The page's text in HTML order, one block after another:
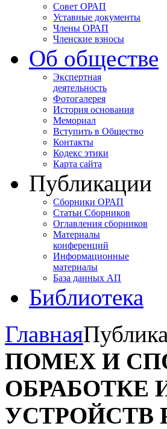
Совет ОРАП
Уставные документы
Члены ОРАП
Членские взносы
Об обществе
Экспертная
деятельность
Фотогалерея
История основания
Мемориал
Вступить в Общество
Контакты
Кодекс этики
Карта сайта
Публикации
Сборники ОРАП
Статьи Сборников
Оглавления сборников
Материалы
конференций
Информационные
материалы
База данных АП
Библиотека
Главная
ПОМЕХ И
ОБРАБОТКЕ
УСТРОЙСТВ